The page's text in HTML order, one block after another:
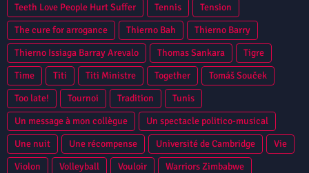
Teeth Love People Hurt Suffer
Tennis
Tension
The cure for arrogance
Thierno Bah
Thierno Barry
Thierno Issiaga Barray Arevalo
Thomas Sankara
Tigre
Time
Titi Titi Ministre Together
Tomáš Souček
Too late!
Tournoi Tradition
Tunis
Un message à mon collègue
Un spectacle politico-musical
Une nuit
Une récompense Université de Cambridge
Vie
Violon
Volleyball Vouloir
Warriors Zimbabwe